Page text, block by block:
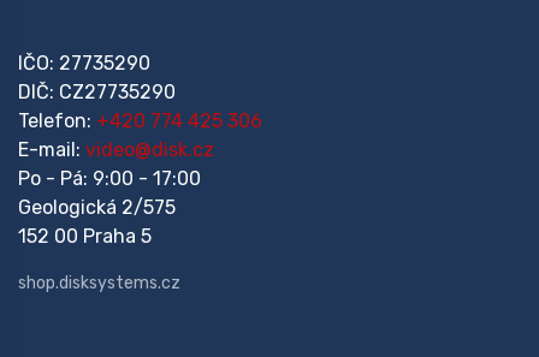
IČO: 27735290
DIČ: CZ27735290
Telefon: +420 774 425 306
E-mail: video@disk.cz
Po - Pá: 9:00 - 17:00
Geologická 2/575
152 00 Praha 5
shop.disksystems.cz